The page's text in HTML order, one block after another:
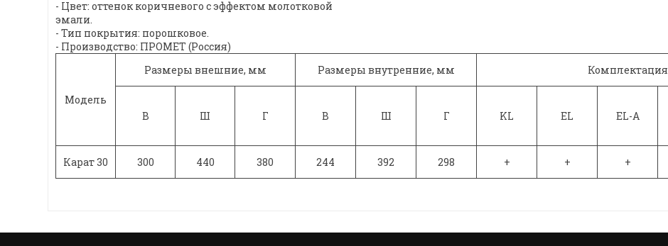
- Цвет: оттенок коричневого с эффектом молотковой
эмали.
- Тип покрытия: порошковое.
- Производство: ПРОМЕТ (Россия)
Модель
Размеры внешние, мм Размеры внутренние, мм Комплектация
В
Ш Г В Ш Г KL EL EL-A
Карат 30 300 440 380 244 392 298 + + +